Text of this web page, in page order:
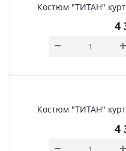
Костюм "ТИТАН"
4
Костюм "ТИТАН"
4